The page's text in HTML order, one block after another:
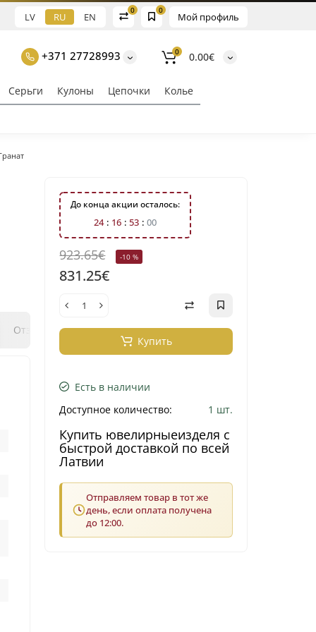
Мой профиль
0
0
LV RU EN
+371 27728993 0 0.00€
Серьги Кулоны Цепочки Колье
Отзывы Вопрос - ответ Klix Payment
До конца акции осталось:
24 16 52 59
923.65€ -10 %
831.25€
Купить
Есть в наличии
Доступное количество:
1 шт.
Купить ювелирныеизделя с
быстрой доставкой по всей
Латвии
Отправляем товар в тот же
день, если оплата получена
до 12:00.